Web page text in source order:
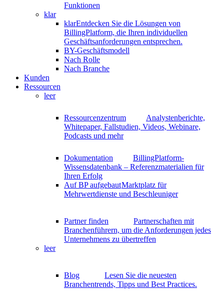
Funktionen
klar
klarEntdecken Sie die Lösungen von
BillingPlatform, die Ihren individuellen
Geschäftsanforderungen entsprechen.
BY-Geschäftsmodell
Nach Rolle
Nach Branche
Kunden
Ressourcen
leer
Ressourcenzentrum
Analystenberichte,
Whitepaper, Fallstudien, Videos, Webinare,
Podcasts und mehr
Dokumentation
BillingPlatform-
Wissensdatenbank – Referenzmaterialien für
Ihren Erfolg
Auf BP aufgebautMarktplatz für
Mehrwertdienste und Beschleuniger
Partner finden
Partnerschaften mit
Branchenführern, um die Anforderungen jedes
Unternehmens zu übertreffen
leer
Blog
Lesen Sie die neuesten
Branchentrends, Tipps und Best Practices.